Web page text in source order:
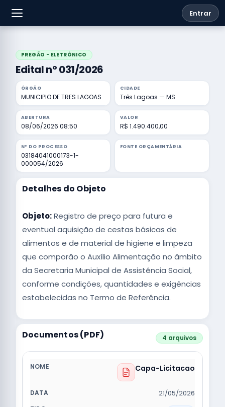
Entrar
PREGÃO - ELETRÔNICO
Edital nº 031/2026
ÓRGÃO
MUNICIPIO DE TRES LAGOAS
CIDADE
Três Lagoas — MS
ABERTURA
08/06/2026 08:50
VALOR
R$ 1.490.400,00
Nº DO PROCESSO
03184041000173-1-
000054/2026
FONTE ORÇAMENTÁRIA
Detalhes do Objeto
Objeto:Registro de preço para futura e
eventual aquisição de cestas básicas de
alimentos e de material de higiene e limpeza
que comporão o Auxílio Alimentação no âmbito
da Secretaria Municipal de Assistência Social,
conforme condições, quantidades e exigências
estabelecidas no Termo de Referência.
Documentos (PDF) 4 arquivos
Capa-Licitacao
21/05/2026